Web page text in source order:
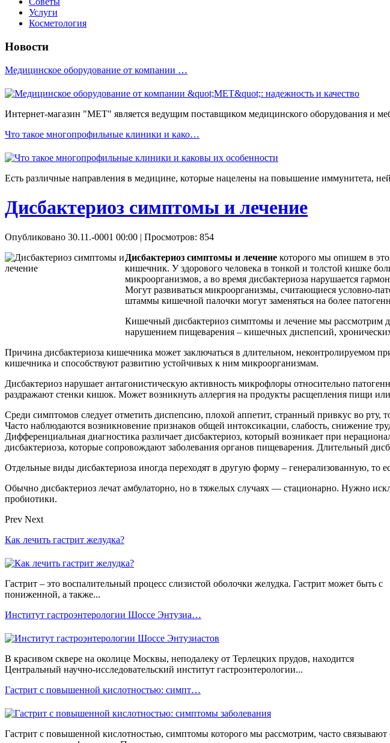
Услуги
Косметология
Новости
Медицинское оборудование от компании …
Интернет-магазин "МЕТ" является ведущим поставщиком медицинского оборудования и
Что такое многопрофильные клиники и како…
Есть различные направления в медицине, которые нацелены на повышение иммунитета,
Дисбактериоз симптомы и лечение
Опубликовано 30.11.-0001 00:00 | Просмотров: 854
Дисбактериоз симптомы и лечение которого мы опишем в
кишечник. У здорового человека в тонкой и толстой кишке
микроорганизмов, а во время дисбактериоза нарушается
Могут развиваться микроорганизмы, считающиеся условно-
штаммы кишечной палочки могут заменяться на более
Кишечный дисбактериоз симптомы и лечение мы рассмотрим
нарушением пищеварения – кишечных диспепсий, хронических
Причина дисбактериоза кишечника может заключаться в длительном, неконтролируемом
кишечника и способствуют развитию устойчивых к ним микроорганизмам.
Дисбактериоз нарушает антагонистическую активность микрофлоры относительно
раздражают стенки кишок. Может возникнуть аллергия на продукты расщепления пищи
Среди симптомов следует отметить диспепсию, плохой аппетит, странный привкус во
Часто наблюдаются возникновение признаков общей интоксикации, слабость, снижение
Дифференциальная диагностика различает дисбактериоз, который возникает при
дисбактериоза, которые сопровождают заболевания органов пищеварения. Длительный
Отдельные виды дисбактериоза иногда переходят в другую форму – генерализованную, то
Обычно дисбактериоз лечат амбулаторно, но в тяжелых случаях — стационарно. Нужно
пробиотики.
Prev Next
Как лечить гастрит желудка?
Гастрит – это воспалительный процесс слизистой оболочки желудка. Гастрит может быть с
пониженной, а также...
Институт гастроэнтерологии Шоссе Энтузиа…
В красивом сквере на околице Москвы, неподалеку от Терлецких прудов, находится
Центральный научно-исследовательский институт гастроэнтерологии...
Гастрит с повышенной кислотностью: симпт…
Гастрит с повышенной кислотностью, симптомы которого мы рассмотрим, часто связывают